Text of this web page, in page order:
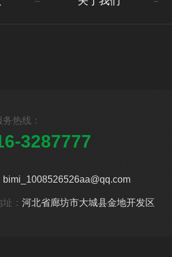
热线：
3287777
bimi_1008526526aa@qq.com
： 河北省廊坊市大城县金地开发区